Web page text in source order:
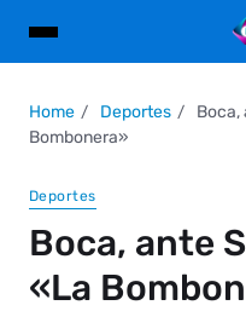
Home Deportes
Boca,
Bombonera»
Deportes
Boca, ante
«La